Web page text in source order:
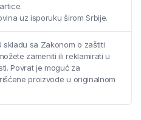
uz isporuku širom Srbije.
skladu sa Zakonom o zaštiti
zameniti ili reklamirati u
Povrat je moguć za
proizvode u originalnom